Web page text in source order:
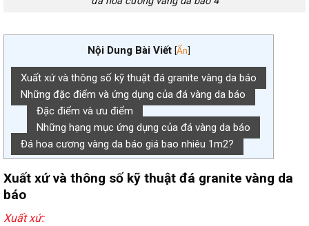
Nội Dung Bài Viết [Ẩn]
Xuất xứ và thông số kỹ thuật đá granite vàng da báo
Những đặc điểm và ứng dụng của đá vàng da báo
Đặc điểm và ưu điểm
Những hạng mục ứng dụng của đá vàng da báo
Đá hoa cương vàng da báo giá bao nhiêu 1m2?
Xuất xứ và thông số kỹ thuật đá granite vàng da
báo
Xuất xứ: